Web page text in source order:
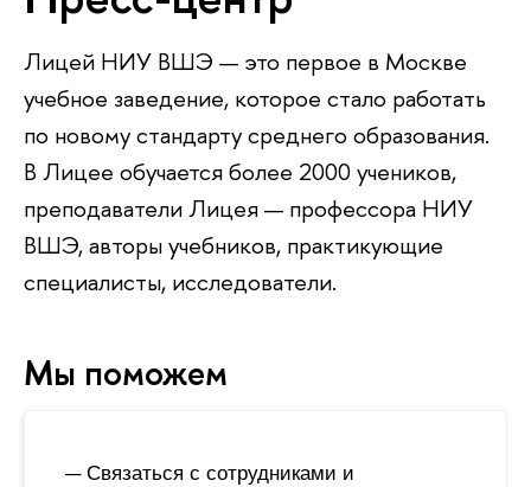
Лицей НИУ ВШЭ — это первое в Москве
учебное заведение, которое стало работать
по новому стандарту среднего образования.
В Лицее обучается более 2000 учеников,
преподаватели Лицея — профессора НИУ
ВШЭ, авторы учебников, практикующие
специалисты, исследователи.
Мы поможем
Связаться с сотрудниками и